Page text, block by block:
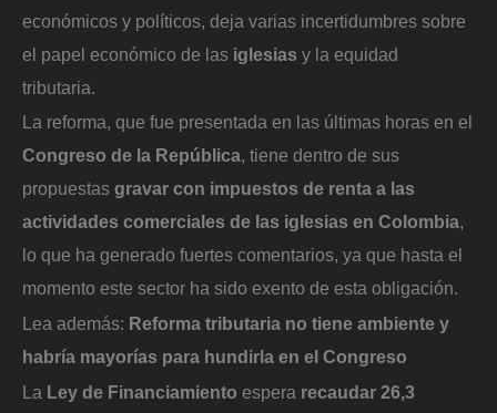
económicos y políticos, deja varias incertidumbres sobre
el papel económico de las iglesias y la equidad
tributaria.
La reforma, que fue presentada en las últimas horas en el
Congreso de la República, tiene dentro de sus
propuestas gravar con impuestos de renta a las
actividades comerciales de las iglesias en Colombia,
lo que ha generado fuertes comentarios, ya que hasta el
momento este sector ha sido exento de esta obligación.
Lea además: Reforma tributaria no tiene ambiente y
habría mayorías para hundirla en el Congreso
La Ley de Financiamiento espera recaudar 26,3